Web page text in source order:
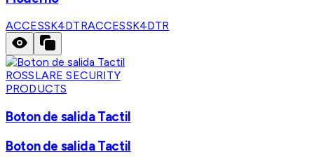
ACCESSK4DTRACCESSK4DTR
ROSSLARE SECURITY
PRODUCTS
Boton de salida Tactil
Boton de salida Tactil